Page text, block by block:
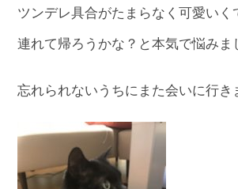
ツンデレ具合がたまらなく可愛いく
連れて帰ろうかな？と本気で悩みま
忘れられないうちにまた会いに行き